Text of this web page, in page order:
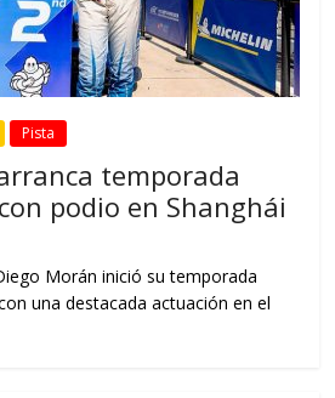
Pista
temporada
podio en Shanghái
Morán inició su temporada
una destacada actuación en el